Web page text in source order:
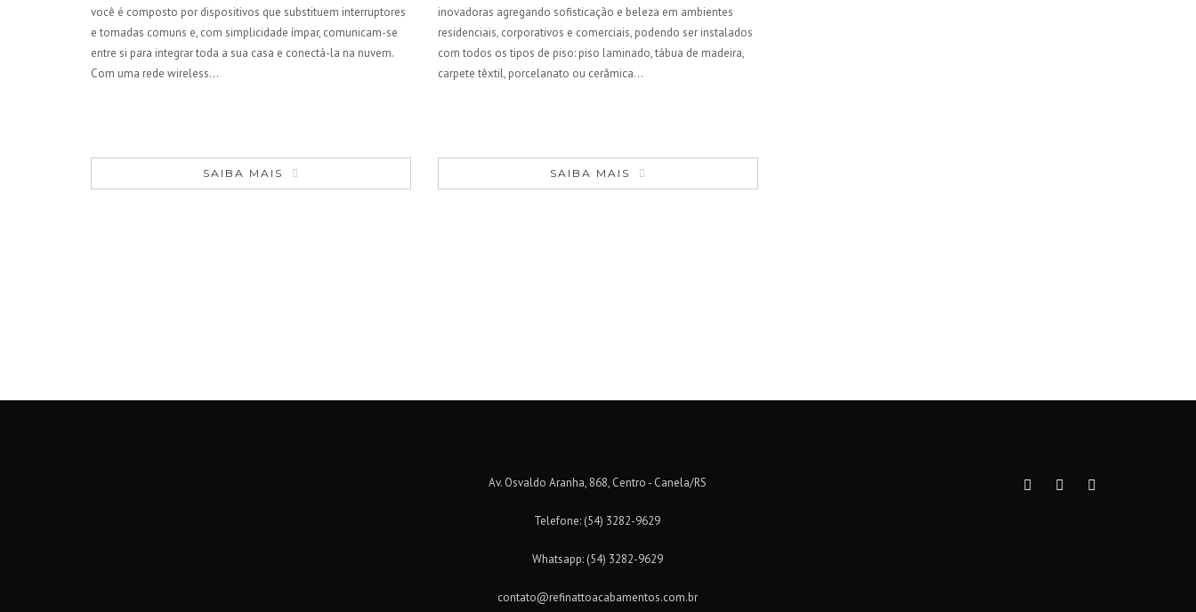
você é composto por dispositivos que substituem interruptores
e tomadas comuns e, com simplicidade ímpar, comunicam-se
entre si para integrar toda a sua casa e conectá-la na nuvem.
Com uma rede wireless…
SAIBA MAIS
inovadoras agregando sofisticação e beleza em ambientes
residenciais, corporativos e comerciais, podendo ser instalados
com todos os tipos de piso: piso laminado, tábua de madeira,
carpete têxtil, porcelanato ou cerâmica…
SAIBA MAIS
Av. Osvaldo Aranha, 868, Centro - Canela/RS
Telefone: (54) 3282-9629
Whatsapp: (54) 3282-9629
contato@refinattoacabamentos.com.br